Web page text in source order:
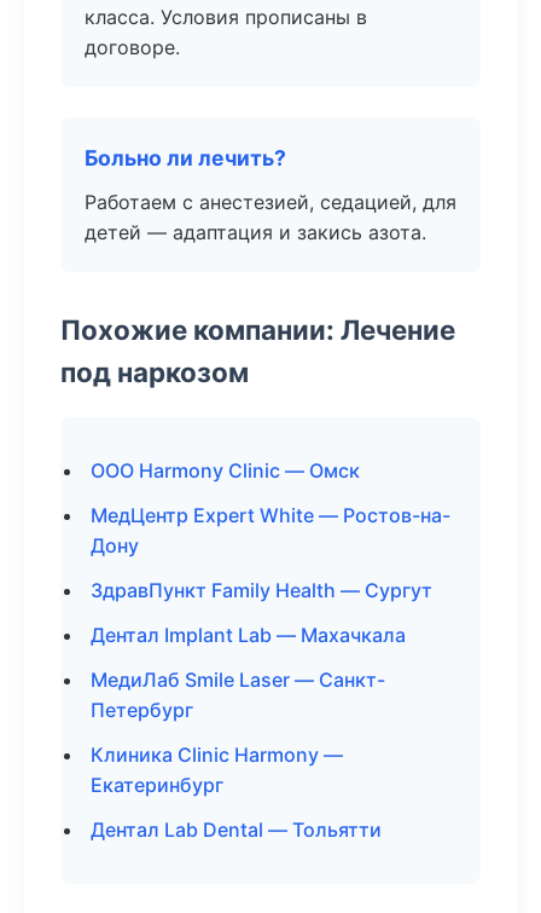
класса. Условия прописаны в
договоре.
Больно ли лечить?
Работаем с анестезией, седацией, для
детей — адаптация и закись азота.
Похожие компании: Лечение
под наркозом
ООО Harmony Clinic — Омск
МедЦентр Expert White — Ростов-на-
Дону
ЗдравПункт Family Health — Сургут
Дентал Implant Lab — Махачкала
МедиЛаб Smile Laser — Санкт-
Петербург
Клиника Clinic Harmony —
Екатеринбург
Дентал Lab Dental — Тольятти